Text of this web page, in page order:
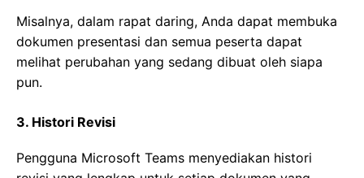
Misalnya, dalam rapat daring, Anda dapat membuka
dokumen presentasi dan semua peserta dapat
melihat perubahan yang sedang dibuat oleh siapa
pun.
3. Histori Revisi
Pengguna Microsoft Teams menyediakan histori